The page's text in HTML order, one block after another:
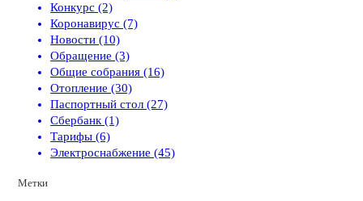
Конкурс (2)
Коронавирус (7)
Новости (10)
Обращение (3)
Общие собрания (16)
Отопление (30)
Паспортный стол (27)
Сбербанк (1)
Тарифы (6)
Электроснабжение (45)
Метки